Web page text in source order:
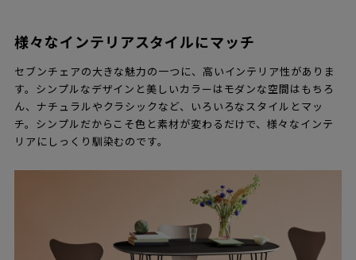
様々なインテリアスタイルにマッチ
セブンチェアの大きな魅力の一つに、高いインテリア性がありま
す。シンプルなデザインと美しいカラーはモダンな空間はもちろ
ん、ナチュラルやクラシックなど、いろいろなスタイルとマッ
チ。シンプルだからこそ色と素材が変わるだけで、様々なインテ
リアにしっくり馴染むのです。